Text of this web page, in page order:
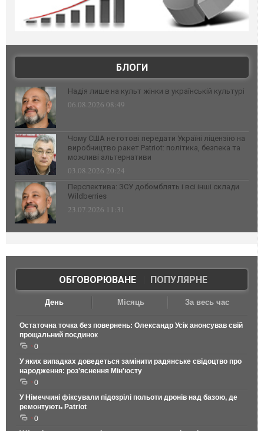
БЛОГИ
Надія лише на культ жінки в українській культурі
06.08.2026 08:49
Чому США не готові передати Україні ліцензію на
виробництво ракет Patriot: політика, безпека та
можливі альтернативи
03.08.2026 20:24
Перспектива: ЗСУ добомблять і всі інші склади
Wildberries
23.07.2026 11:31
ОБГОВОРЮВАНЕ| ПОПУЛЯРНЕ
День Місяць За весь час
Остаточна точка без повернень: Олександр Усік анонсував свій
прощальний поєдинок
0
У яких випадках доведеться замінити радянське свідоцтво про
народження: роз'яснення Мін'юсту
0
У Німеччині фіксували підозрілі польоти дронів над базою, де
ремонтують Patriot
0